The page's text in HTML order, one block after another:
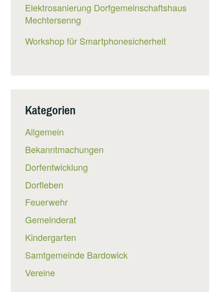
Elektrosanierung Dorfgemeinschaftshaus
Mechtersenng
Workshop für Smartphonesicherheit
Kategorien
Allgemein
Bekanntmachungen
Dorfentwicklung
Dorfleben
Feuerwehr
Gemeinderat
Kindergarten
Samtgemeinde Bardowick
Vereine